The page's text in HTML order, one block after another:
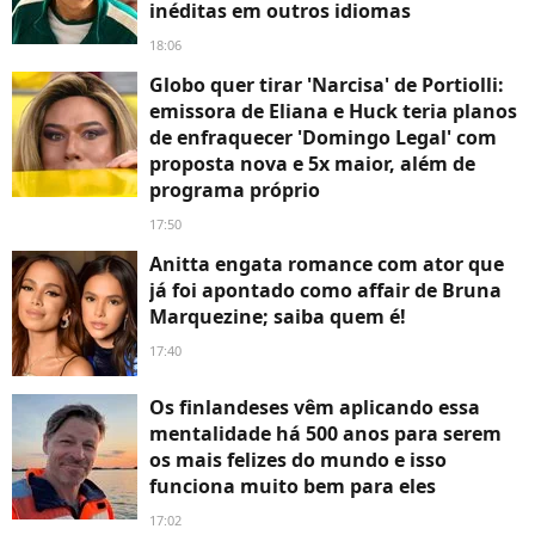
inéditas em outros idiomas
18:06
Globo quer tirar 'Narcisa' de Portiolli:
emissora de Eliana e Huck teria planos
de enfraquecer 'Domingo Legal' com
proposta nova e 5x maior, além de
programa próprio
17:50
Anitta engata romance com ator que
já foi apontado como affair de Bruna
Marquezine; saiba quem é!
17:40
Os finlandeses vêm aplicando essa
mentalidade há 500 anos para serem
os mais felizes do mundo e isso
funciona muito bem para eles
17:02